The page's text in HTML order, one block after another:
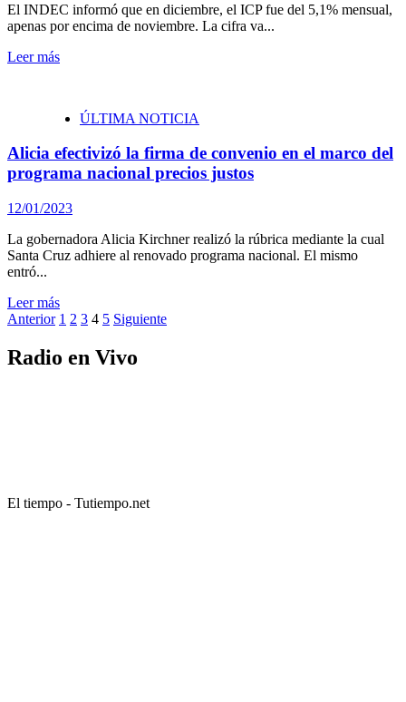
El INDEC informó que en diciembre, el ICP fue del 5,1% mensual,
apenas por encima de noviembre. La cifra va...
Leer más
ÚLTIMA NOTICIA
Alicia efectivizó la firma de convenio en el marco del
programa nacional precios justos
12/01/2023
La gobernadora Alicia Kirchner realizó la rúbrica mediante la cual
Santa Cruz adhiere al renovado programa nacional. El mismo
entró...
Leer más
Paginación
de
entradas
Anterior 1 2 3 4 5 Siguiente
Radio en Vivo
El tiempo - Tutiempo.net